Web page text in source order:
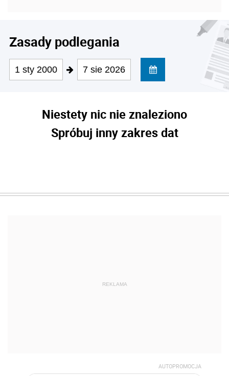
Zasady podlegania
1 sty 2000 7 sie 2026
Niestety nic nie znaleziono
Spróbuj inny zakres dat
REKLAMA
AUTOPROMOCJA